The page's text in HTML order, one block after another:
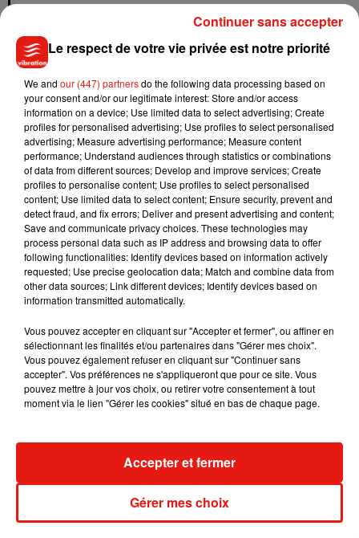
— ari lou (@arilouoff)14 octobre 2018
UN MAUVAIS TIMING…
Pour rappel, Ariana Grande et Pete Davidsonse sont fiancés
en mai dernier, très peu de temps après le début de leur
idylle.
Des fiançailles qui avaient d’ailleurs surpris de
nombreux fans et surtout les médias
américains.
Rapidement, tout s’est enchaîné pour les
tourtereaux qui se sont faits des tatouages en commun et ont
même décidé d’adopter un cochon ensemble. L’animal est
d’ailleurs devenu la star du nouveau clip d’Ariana
Grande,Breathin.
Le respect de votre vie privée est notre priorité
We and our (447) partnersdo the following data processing based on
your consent and/or our legitimate interest: Store and/or access
information on a device; Use limited data to select advertising; Create
profiles for personalised advertising; Use profiles to select personalised
advertising; Measure advertising performance; Measure content
performance; Understand audiences through statistics or combinations
of data from different sources; Develop and improve services; Create
profiles to personalise content; Use profiles to select personalised
content; Use limited data to select content; Ensure security, prevent and
detect fraud, and fix errors; Deliver and present advertising and content;
Save and communicate privacy choices. These technologies may
process personal data such as IP address and browsing data to offer
following functionalities: Identify devices based on information actively
requested; Use precise geolocation data; Match and combine data from
other data sources; Link different devices; Identify devices based on
information transmitted automatically.
Vous pouvez accepter en cliquant sur "Accepter et fermer", ou affiner en
sélectionnant les finalités et/ou partenaires dans "Gérer mes choix".
Vous pouvez également refuser en cliquant sur "Continuer sans
accepter". Vos préférences ne s'appliqueront que pour ce site. Vous
pouvez mettre à jour vos choix, ou retirer votre consentement à tout
moment via le lien "Gérer les cookies" situé en bas de chaque page.
Gérer mes choix
Accepter et fermer
Continuer sans accepter